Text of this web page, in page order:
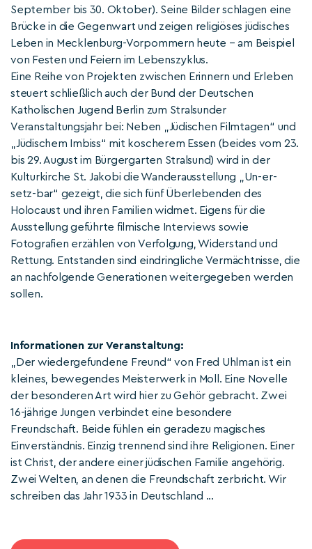
September bis 30. Oktober). Seine Bilder schlagen eine
Brücke in die Gegenwart und zeigen religiöses jüdisches
Leben in Mecklenburg-Vorpommern heute – am Beispiel
von Festen und Feiern im Lebenszyklus.
Eine Reihe von Projekten zwischen Erinnern und Erleben
steuert schließlich auch der Bund der Deutschen
Katholischen Jugend Berlin zum Stralsunder
Veranstaltungsjahr bei: Neben „Jüdischen Filmtagen“ und
„Jüdischem Imbiss“ mit koscherem Essen (beides vom 23.
bis 29. August im Bürgergarten Stralsund) wird in der
Kulturkirche St. Jakobi die Wanderausstellung „Un-er-
setz-bar“ gezeigt, die sich fünf Überlebenden des
Holocaust und ihren Familien widmet. Eigens für die
Ausstellung geführte filmische Interviews sowie
Fotografien erzählen von Verfolgung, Widerstand und
Rettung. Entstanden sind eindringliche Vermächtnisse, die
an nachfolgende Generationen weitergegeben werden
sollen.
Informationen zur Veranstaltung:
„Der wiedergefundene Freund“ von Fred Uhlman ist ein
kleines, bewegendes Meisterwerk in Moll. Eine Novelle
der besonderen Art wird hier zu Gehör gebracht. Zwei
16-jährige Jungen verbindet eine besondere
Freundschaft. Beide fühlen ein geradezu magisches
Einverständnis. Einzig trennend sind ihre Religionen. Einer
ist Christ, der andere einer jüdischen Familie angehörig.
Zwei Welten, an denen die Freundschaft zerbricht. Wir
schreiben das Jahr 1933 in Deutschland ...